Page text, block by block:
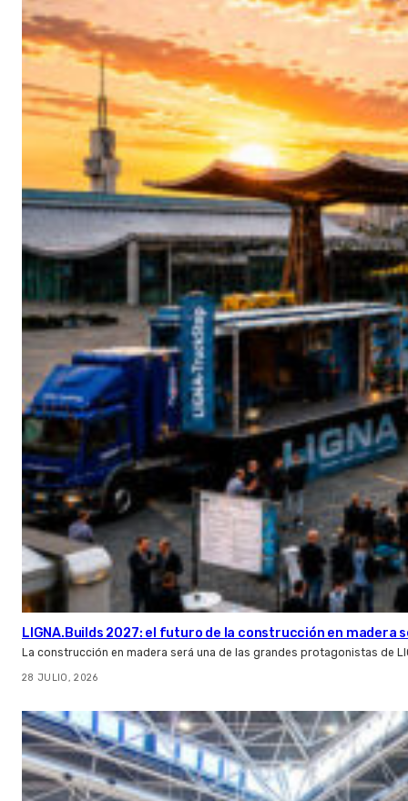
LIGNA.Builds 2027: el futuro de la construcción en madera
La construcción en madera será una de las grandes protagonistas de
28 JULIO, 2026